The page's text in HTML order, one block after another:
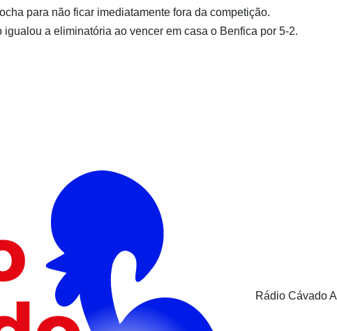
para não ficar imediatamente fora da competição.
a eliminatória ao vencer em casa o Benfica por 5-2.
Rádio Cávado A